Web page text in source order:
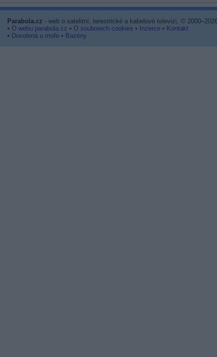
Parabola.cz - web o satelitní, terestrické a kabelové televizi, ©
• O webu parabola.cz • O souborech cookies • Inzerce • Kontakt
• Dovolená u moře • Bazény